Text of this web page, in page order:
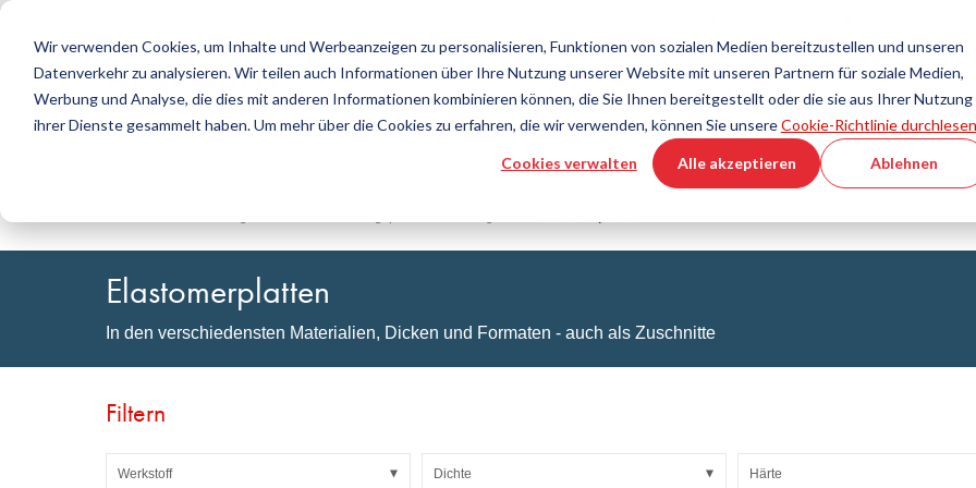
Wir verwenden Cookies, um Inhalte und Werbeanzeigen zu personalisieren, Funktionen von sozialen Medien bereitzustellen und unseren
Datenverkehr zu analysieren. Wir teilen auch Informationen über Ihre Nutzung unserer Website mit unseren Partnern für soziale Medien,
Werbung und Analyse, die dies mit anderen Informationen kombinieren können, die Sie Ihnen bereitgestellt oder die sie aus Ihrer Nutzung
ihrer Dienste gesammelt haben. Um mehr über die Cookies zu erfahren, die wir verwenden, können Sie unsereCookie-Richtlinie
Cookies verwalten Alle akzeptieren Ablehnen
Produkte
Profile, Rundschnüre und Bänder
Filter, Technische Gewebe, Isolationsmaterial
Kunststofftechnik Fluidtechnik
Tools & Services
DirectCUT Produktkonfigurator 3D-CAD-Datei-Download
Hilfe & Support
Tutorial-Videos
Schnellbestellung
Elastomerplatten
In den verschiedensten Materialien, Dicken und Formaten - auch als Zuschnitte
Filtern
Werkstoff Dichte Härte